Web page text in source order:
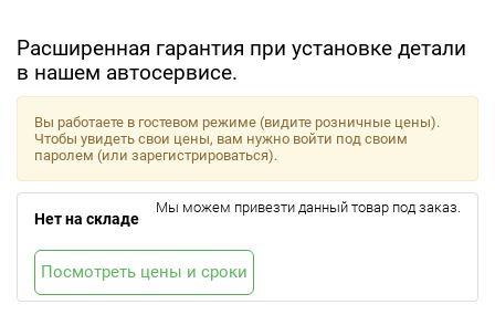
Расширенная гарантия при установке детали
в нашем автосервисе.
Вы работаете в гостевом режиме (видите розничные цены).
Чтобы увидеть свои цены, вам нужно войти под своим
паролем (или зарегистрироваться).
Нет на складе
Мы можем привезти данный товар под заказ.
Посмотреть цены и сроки